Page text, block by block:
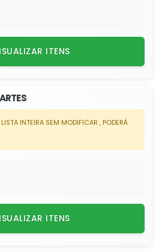
ITENS
INTEIRA SEM MODIFICAR , PODERÁ
ITENS